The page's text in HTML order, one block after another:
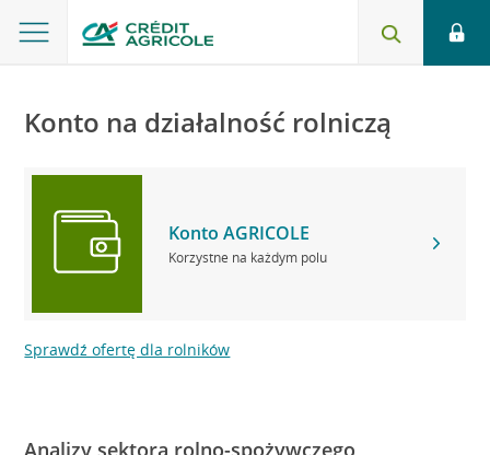
Konto na działalność rolniczą
Konto AGRICOLE
Korzystne na każdym polu
Sprawdź ofertę dla rolników
Analizy sektora rolno-spożywczego